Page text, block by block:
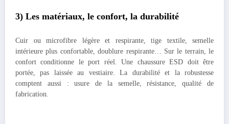
3) Les matériaux, le confort, la durabilité
Cuir ou microfibre légère et respirante, tige textile, semelle
intérieure plus confortable, doublure respirante… Sur le terrain, le
confort conditionne le port réel. Une chaussure ESD doit être
portée, pas laissée au vestiaire. La durabilité et la robustesse
comptent aussi : usure de la semelle, résistance, qualité de
fabrication.